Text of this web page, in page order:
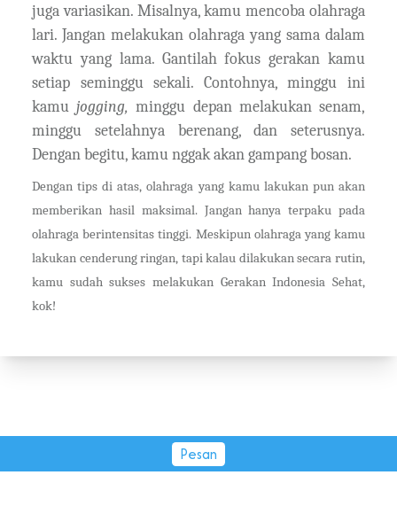
juga variasikan. Misalnya, kamu mencoba olahraga
lari. Jangan melakukan olahraga yang sama dalam
waktu yang lama. Gantilah fokus gerakan kamu
setiap seminggu sekali. Contohnya, minggu ini
kamujogging,minggu depan melakukan senam,
minggu setelahnya berenang, dan seterusnya.
Dengan begitu, kamu nggak akan gampang bosan.
Dengan tips di atas, olahraga yang kamu lakukan pun akan
memberikan hasil maksimal. Jangan hanya terpaku pada
olahraga berintensitas tinggi. Meskipun olahraga yang kamu
lakukan cenderung ringan, tapi kalau dilakukan secara rutin,
kamu sudah sukses melakukan Gerakan Indonesia Sehat,
kok!
Pesan